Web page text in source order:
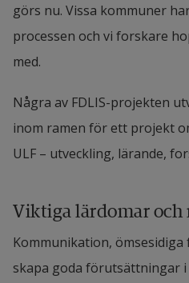
görs nu. Vissa kommuner
processen och vi forskare
med.
Några av FDLIS-projekten
inom ramen för ett projekt
ULF – utveckling, lärande,
Viktiga lärdomar och
Kommunikation,
skapa goda förutsättningar